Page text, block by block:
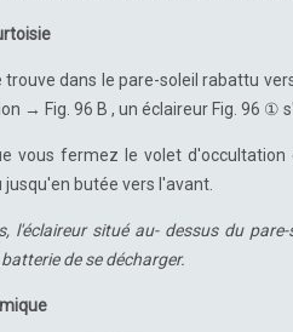
dans le pare-soleil rabattu
→ Fig. 96 B , un éclaireur Fig. 96 ①
vous fermez le volet
butée vers l'avant.
l'éclaireur situé au- dessus du
de se décharger.